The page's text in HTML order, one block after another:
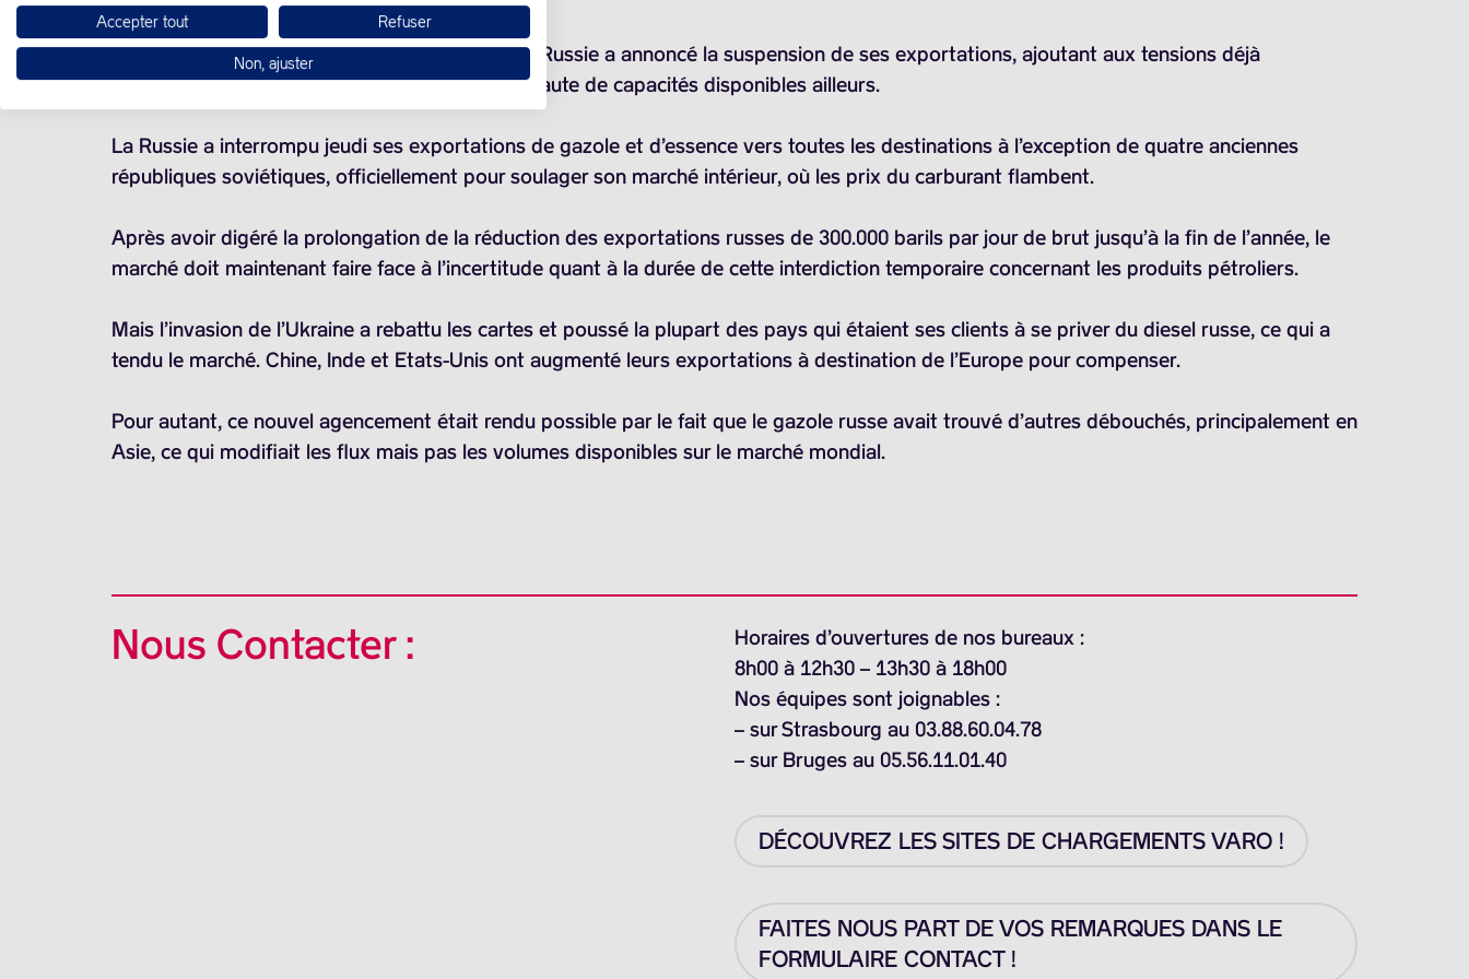
Les prix du gazole ont bondi jeudi après que la Russie a annoncé la suspension de ses exportations, ajoutant aux tensions déjà
observées sur ce marché où l’offre préoccupe, faute de capacités disponibles ailleurs.
La Russie a interrompu jeudi ses exportations de gazole et d’essence vers toutes les destinations à l’exception de quatre anciennes
républiques soviétiques, officiellement pour soulager son marché intérieur, où les prix du carburant flambent.
Après avoir digéré la prolongation de la réduction des exportations russes de 300.000 barils par jour de brut jusqu’à la fin de l’année, le
marché doit maintenant faire face à l’incertitude quant à la durée de cette interdiction temporaire concernant les produits pétroliers.
Mais l’invasion de l’Ukraine a rebattu les cartes et poussé la plupart des pays qui étaient ses clients à se priver du diesel russe, ce qui a
tendu le marché. Chine, Inde et Etats-Unis ont augmenté leurs exportations à destination de l’Europe pour compenser.
Pour autant, ce nouvel agencement était rendu possible par le fait que le gazole russe avait trouvé d’autres débouchés, principalement en
Asie, ce qui modifiait les flux mais pas les volumes disponibles sur le marché mondial.
Nous Contacter :
Horaires d’ouvertures de nos bureaux :
8h00 à 12h30 – 13h30 à 18h00
Nos équipes sont joignables :
– sur Strasbourg au 03.88.60.04.78
– sur Bruges au 05.56.11.01.40
DÉCOUVREZ LES SITES DE CHARGEMENTS VARO !
FAITES NOUS PART DE VOS REMARQUES DANS LE
FORMULAIRE CONTACT !
Accepter tout Refuser
Non, ajuster